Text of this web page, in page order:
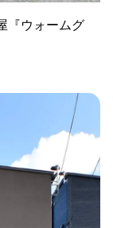
『ウォームグ